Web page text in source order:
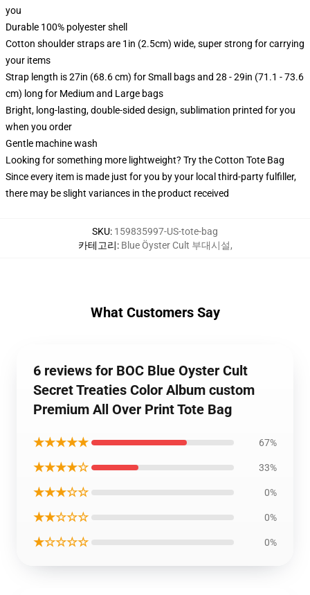
you
Durable 100% polyester shell
Cotton shoulder straps are 1in (2.5cm) wide, super strong for carrying
your items
Strap length is 27in (68.6 cm) for Small bags and 28 - 29in (71.1 - 73.6
cm) long for Medium and Large bags
Bright, long-lasting, double-sided design, sublimation printed for you
when you order
Gentle machine wash
Looking for something more lightweight? Try the Cotton Tote Bag
Since every item is made just for you by your local third-party fulfiller,
there may be slight variances in the product received
SKU: 159835997-US-tote-bag
카테고리: Blue Öyster Cult 부대시설,
What Customers Say
6 reviews for BOC Blue Oyster Cult
Secret Treaties Color Album custom
Premium All Over Print Tote Bag
★★★★★ 67%
★★★★☆ 33%
★★★☆☆ 0%
★★☆☆☆ 0%
★☆☆☆☆ 0%